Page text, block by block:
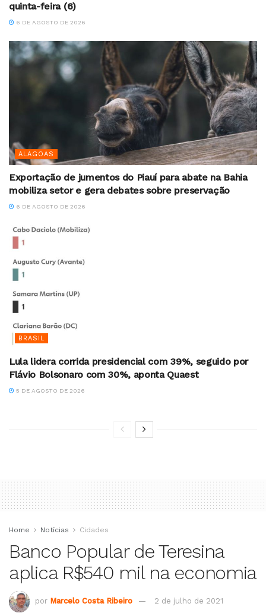
quinta-feira (6)
6 DE AGOSTO DE 2026
ALAGOAS
Exportação de jumentos do Piauí para abate na Bahia
mobiliza setor e gera debates sobre preservação
6 DE AGOSTO DE 2026
BRASIL
Lula lidera corrida presidencial com 39%, seguido por
Flávio Bolsonaro com 30%, aponta Quaest
5 DE AGOSTO DE 2026
Home Notícias Cidades
Banco Popular de Teresina
aplica R$540 mil na economia
por Marcelo Costa Ribeiro 2 de julho de 2021